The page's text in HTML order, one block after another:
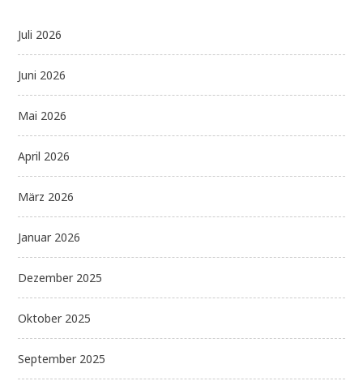
Juli 2026
Juni 2026
Mai 2026
April 2026
März 2026
Januar 2026
Dezember 2025
Oktober 2025
September 2025